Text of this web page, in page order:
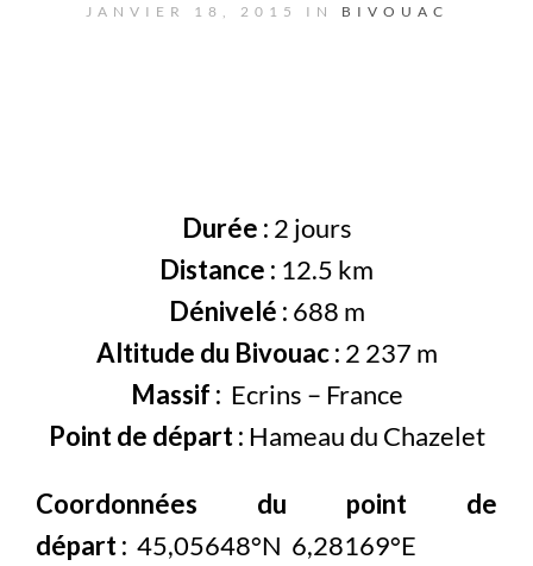
JANVIER 18, 2015 IN BIVOUAC
Durée : 2 jours
Distance : 12.5 km
Dénivelé : 688 m
Altitude du Bivouac : 2 237 m
Massif : Ecrins – France
Point de départ : Hameau du Chazelet
Coordonnées du point de
départ : 45,05648°N 6,28169°E